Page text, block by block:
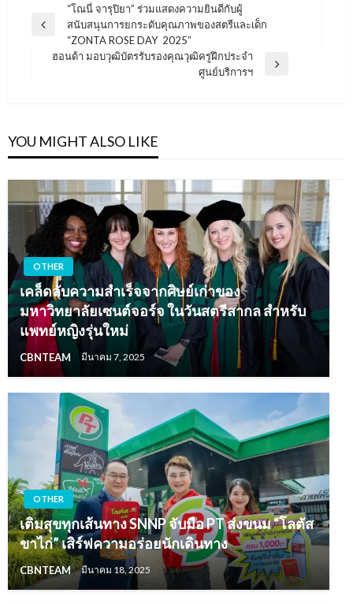
แนะแนว
เรื่อง
Previous
“โณนี่ จารุปิยา” ร่วมแสดงความยินดีกับผู้
สนับสนุนการยกระดับคุณภาพของสตรีและเด็ก
“ZONTA ROSE DAY 2025”
ฮอนด้า มอบวุฒิบัตรรับรองคุณวุฒิครูฝึกประจำ
ศูนย์บริการฯ
YOU MIGHT ALSO LIKE
OTHER
เคล็ดลับความสำเร็จจากศิษย์เก่าของ
มหาวิทยาลัยเซนต์จอร์จ ในวันสตรีสากล สำหรับ
แพทย์หญิงรุ่นใหม่
CBNTEAM มีนาคม 7, 2025
OTHER
เติมสุขทุกเส้นทาง SNNP จับมือ PT ส่งขนม “โลตัส
ขาไก่” เสิร์ฟความอร่อยนักเดินทาง
CBNTEAM มีนาคม 18, 2025